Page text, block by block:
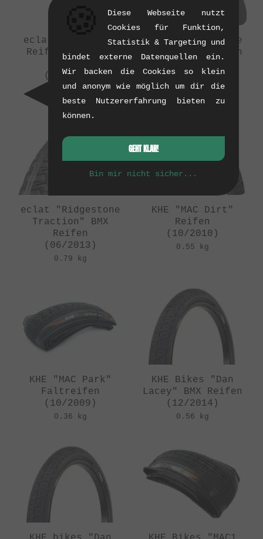
eclat "Fireball"
Reifen - Stroke
(06/2015)
0.8 kg
eclat "Ridgestone
Slick" BMX Reifen
(06/2013)
eclat "Ridgestone
Traction" BMX
Reifen
(06/2013)
0.79 kg
KHE "MAC Dirt"
Reifen
(10/2010)
0.55 kg
KHE "MAC Park"
Faltreifen
(10/2009)
0.36 kg
KHE Bikes "Dan
Lacey" BMX Reifen
(12/2014)
0.56 kg
Diese Webseite nutzt
Cookies für Funktion,
Statistik & Targeting und
bindet externe Datenquellen ein.
Wir backen die Cookies so klein
und anonym wie möglich um dir die
beste Nutzererfahrung bieten zu
können.
GEHT KLAR!
Bin mir nicht sicher...